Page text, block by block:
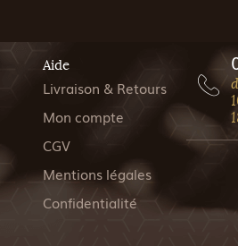
Aide
Livraison & Retours
Mon compte
CGV
Mentions légales
Confidentialité